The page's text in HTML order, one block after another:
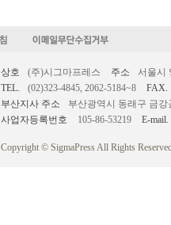
상호 (주)시그마프레스 주소
서울시
TEL.
(02)323-4845, 2062-5184~8
FAX.
부산지사 주소
부산광역시 동래구 금강
사업자등록번호
105-86-53219 E-mail.
Copyright © SigmaPress All Rights